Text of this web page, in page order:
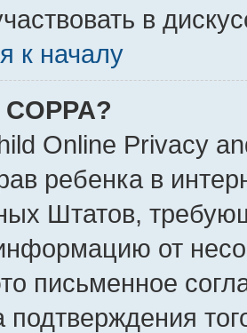
в
к началу
Online Privacy
ребенка в
Штатов,
от
письменное
подтверждения